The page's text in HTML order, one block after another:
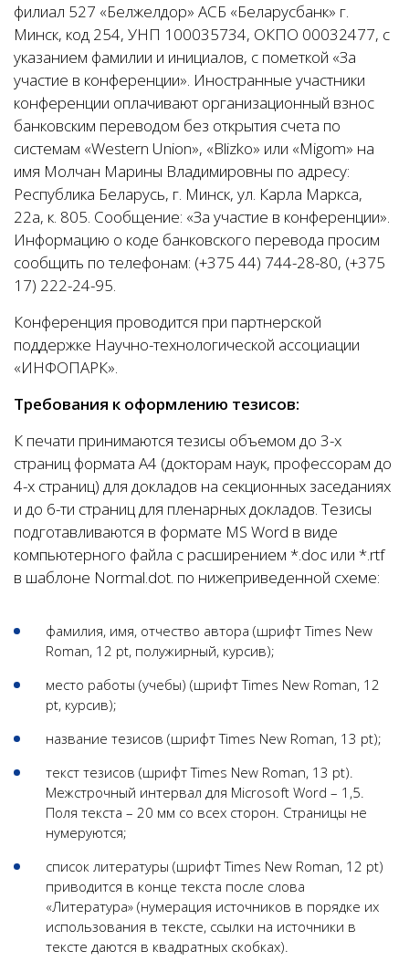
филиал 527 «Белжелдор» АСБ «Беларусбанк» г.
Минск, код 254, УНП 100035734, ОКПО 00032477, с
указанием фамилии и инициалов, с пометкой «За
участие в конференции». Иностранные участники
конференции оплачивают организационный взнос
банковским переводом без открытия счета по
системам «Western Union», «Blizko» или «Migom» на
имя Молчан Марины Владимировны по адресу:
Республика Беларусь, г. Минск, ул. Карла Маркса,
22а, к. 805. Сообщение: «За участие в конференции».
Информацию о коде банковского перевода просим
сообщить по телефонам: (+375 44) 744-28-80, (+375
17) 222-24-95.
Конференция проводится при партнерской
поддержке Научно-технологической ассоциации
«ИНФОПАРК».
Требования к оформлению тезисов:
К печати принимаются тезисы объемом до 3-х
страниц формата А4 (докторам наук, профессорам до
4-х страниц) для докладов на секционных заседаниях
и до 6-ти страниц для пленарных докладов. Тезисы
подготавливаются в формате MS Word в виде
компьютерного файла с расширением *.doc или *.rtf
в шаблоне Normal.dot. по нижеприведенной схеме:
фамилия, имя, отчество автора (шрифт Times New
Roman, 12 pt, полужирный, курсив);
место работы (учебы) (шрифт Times New Roman, 12
pt, курсив);
название тезисов (шрифт Times New Roman, 13 pt);
текст тезисов (шрифт Times New Roman, 13 pt).
Межстрочный интервал для Microsoft Word – 1,5.
Поля текста – 20 мм со всех сторон. Страницы не
нумеруются;
список литературы (шрифт Times New Roman, 12 pt)
приводится в конце текста после слова
«Литература» (нумерация источников в порядке их
использования в тексте, ссылки на источники в
тексте даются в квадратных скобках).